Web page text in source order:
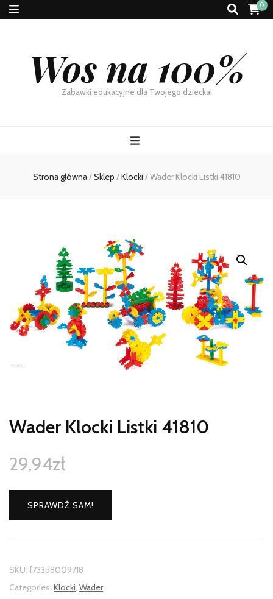
0
Wos na 100%
Zabawki edukacyjne dla Twojego dziecka!
Strona główna/Sklep /Klocki /Wader Klocki Listki 41810
Wader Klocki Listki 41810
29,94zł
SPRAWDŹ SAM!
SKU: f733d8009718
Categories: Klocki, Wader